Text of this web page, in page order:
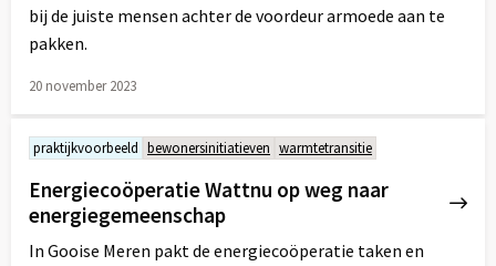
bij de juiste mensen achter de voordeur armoede aan te
pakken.
20 november 2023
meer
over
praktijkvoorbeeld bewonersinitiatieven warmtetransitie
Energiecoöperatie Wattnu op weg naar
energiegemeenschap
In Gooise Meren pakt de energiecoöperatie taken en